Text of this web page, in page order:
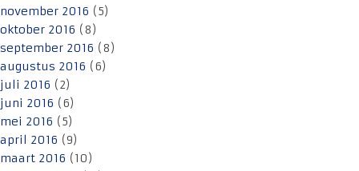
november 2016 (5)
oktober 2016 (8)
september 2016 (8)
augustus 2016 (6)
juli 2016 (2)
juni 2016 (6)
mei 2016 (5)
april 2016 (9)
maart 2016 (10)